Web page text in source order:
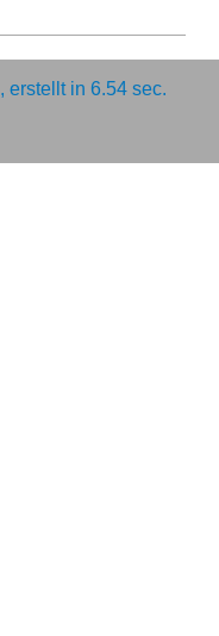
, erstellt in 6.54 sec.